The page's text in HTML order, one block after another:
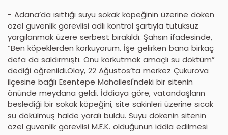
- Adana’da ısıttığı suyu sokak köpeğinin üzerine döken
özel güvenlik görevlisi adli kontrol şartıyla tutuksuz
yargılanmak üzere serbest bırakıldı. Şahsın ifadesinde,
“Ben köpeklerden korkuyorum. İşe gelirken bana birkaç
defa da saldırmıştı. Onu korkutmak amaçlı su döktüm”
dediği öğrenildi.Olay, 22 Ağustos’ta merkez Çukurova
ilçesine bağlı Esentepe Mahallesi'ndeki bir sitenin
önünde meydana geldi. İddiaya göre, vatandaşların
beslediği bir sokak köpeğini, site sakinleri üzerine sıcak
su dökülmüş halde yaralı buldu. Suyu dökenin sitenin
özel güvenlik görevlisi M.E.K. olduğunun iddia edilmesi